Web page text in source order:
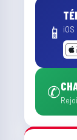
📱
✆